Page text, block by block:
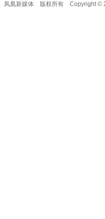
凤凰新媒体
版权所有 Copyright ©